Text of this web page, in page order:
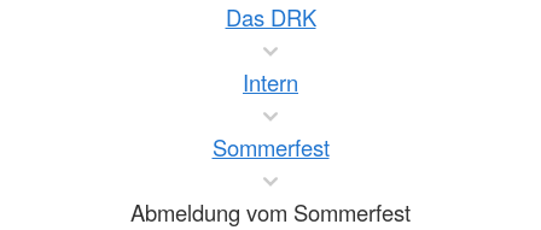
Das DRK
Intern
Sommerfest
Abmeldung vom Sommerfest